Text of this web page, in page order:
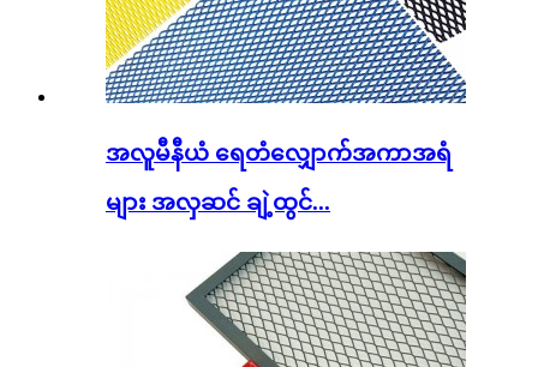
အလူမီနီယံ ရေတံလျှောက်အကာအရံ
များ အလှဆင် ချဲ့ထွင်...